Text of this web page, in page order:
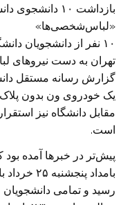
بازداشت ۱۰
«لباس‌شخصی‌ها»
۱۰ نفر از دانشجویان
تهران به دست نیروهای
گزارش رسانه مستقل
یک خودروی ون بدون
مقابل دانشگاه نیز
است.
پیش‌تر در خبرها آمده
بامداد
رسید و تمامی